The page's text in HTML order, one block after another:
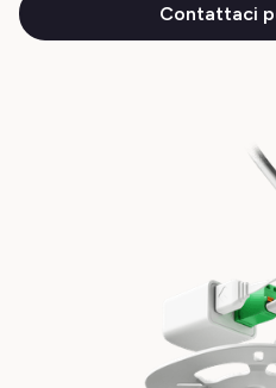
Contattaci